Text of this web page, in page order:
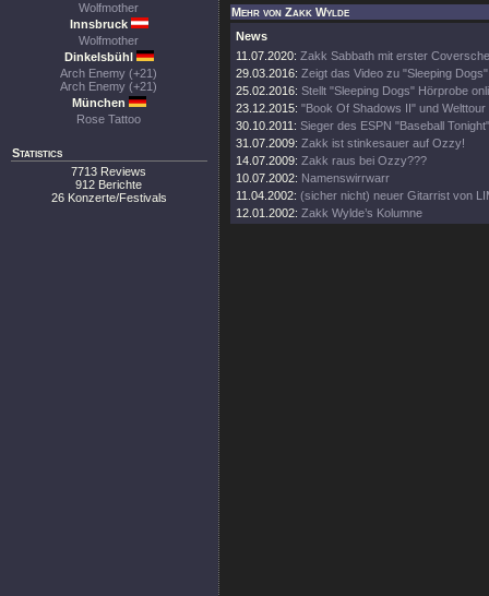
Wolfmother
Innsbruck
Wolfmother
Dinkelsbühl
Arch Enemy (+21)
Arch Enemy (+21)
München
Rose Tattoo
Statistics
7713 Reviews
912 Berichte
26 Konzerte/Festivals
Mehr von Zakk Wylde
News
11.07.2020: Zakk Sabbath mit erster
29.03.2016: Zeigt das Video zu "Sleeping
25.02.2016: Stellt "Sleeping Dogs" Hörprobe
23.12.2015: "Book Of Shadows II" und Welttour
30.10.2011: Sieger des ESPN "Baseball
31.07.2009: Zakk ist stinkesauer auf Ozzy!
14.07.2009: Zakk raus bei Ozzy???
10.07.2002: Namenswirrwarr
11.04.2002: (sicher nicht) neuer Gitarrist von
12.01.2002: Zakk Wylde’s Kolumne